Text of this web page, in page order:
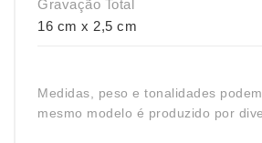
Gravação Total
16 cm x 2,5 cm
Medidas, peso e tonalidades
mesmo modelo é produzido por